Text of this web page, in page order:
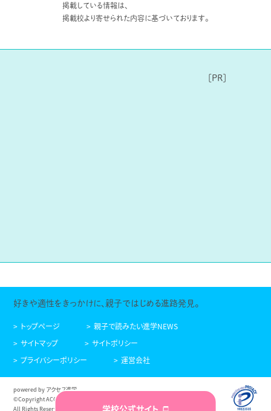
掲載している情報は、
掲載校より寄せられた内容に基づいております。
好きや適性をきっかけに、親子ではじめる進路発見。
トップページ
親子で読みたい進学NEWS
サイトマップ
サイトポリシー
プライバシーポリシー
運営会社
powered by アクセス進学
©Copyright ACCESS NEXTAGE Co.,Ltd.
All Rights Reserved.
学校公式サイト